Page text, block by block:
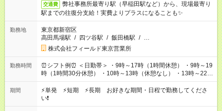
交通費
弊社事務所最寄り駅（早稲田駅など）から、現場最寄り
駅までの往復分支給！実費よりプラスになることも✨
勤務地
東京都新宿区
高田馬場駅 / 四ツ谷駅 / 飯田橋駅 / …
株式会社フィールド東京営業所
勤務時間
⏰シフト例⏰ ＜日勤帯＞ ・9時～17時（1時間休憩） ・9時～19
時（1時間30分休憩） ・10時～13時（休憩なし） ・13時～22時
（1時間休憩） ＜夜勤帯＞ ・22時～午前2時（休憩なし） ・23
時～午前7時（1時間休憩） ・午前0時～6時（休憩なし） ※案件
や日程により変動があります。 ※なるべく希望シフトに合うよ
う調整しております。
期間
⚡単発 ⚡短期 ⚡長期 お好きな期間・日程で勤務してくださ
い❗